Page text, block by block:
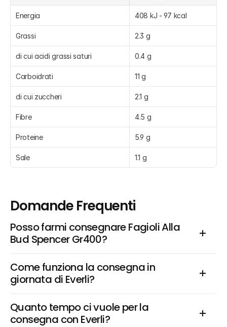
Energia 408 kJ - 97 kcal
Grassi 2.3 g
di cui acidi grassi saturi 0.4 g
Carboidrati 11 g
di cui zuccheri 2.1 g
Fibre 4.5 g
Proteine 5.9 g
Sale 1.1 g
Domande Frequenti
Posso farmi consegnare Fagioli Alla
Bud Spencer Gr400?
Come funziona la consegna in
giornata di Everli?
Quanto tempo ci vuole per la
consegna con Everli?